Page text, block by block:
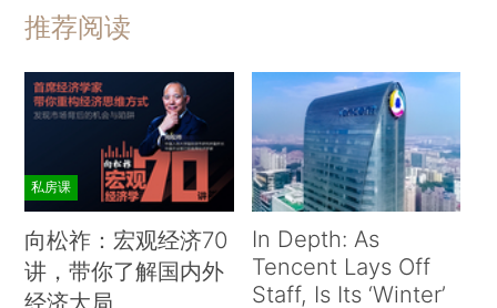
推荐阅读
私房课
向松祚：宏观经济70
讲，带你了解国内外
经济大局
In Depth: As
Tencent Lays Off
Staff, Is Its ‘Winter’